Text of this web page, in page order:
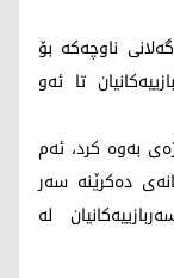
ناوچەکە بۆ
تا ئەو
بەوە کرد، ئەم
دەکرێنە سەر
لە